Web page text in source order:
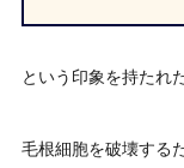
という印象を持たれ
毛根細胞を破壊する